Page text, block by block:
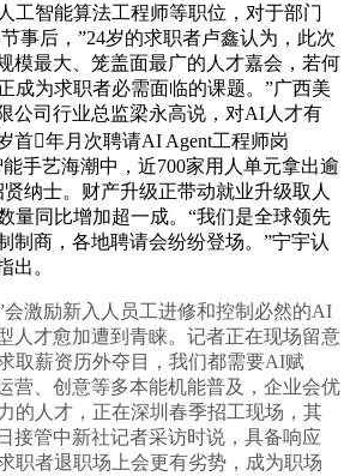
工智能算法工程师等职位，对于部门
事后，”24岁的求职者卢鑫认为，此次
模最大、笼盖面最广的人才嘉会，若何
成为求职者必需面临的课题。”广西美
公司行业总监梁永高说，对AI人才有
首年月次聘请AI Agent工程师岗
手艺海潮中，近700家用人单元拿出逾
纳士。财产升级正带动就业升级取人
量同比增加超一成。“我们是全球领先
制商，各地聘请会纷纷登场。”宁宇认
出。
激励新入人员工进修和控制必然的AI
人才愈加遭到青睐。记者正在现场留意
取薪资历外夺目，我们都需要AI赋
营、创意等多本能机能普及，企业会优
的人才，正在深圳春季招工现场，其
接管中新社记者采访时说，具备响应
职者退职场上会更有劣势，成为职场